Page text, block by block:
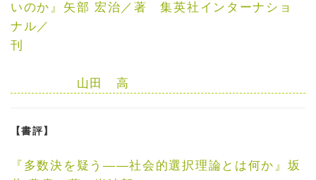
いのか』 矢部 宏治／著 集英社インターナショ
ナル／
刊
山田 高
【書評】
『多数決を疑う——社会的選択理論とは何か』 坂